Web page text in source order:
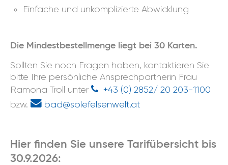
Einfache und unkomplizierte Abwicklung
Die Mindestbestellmenge liegt bei 30 Karten.
Sollten Sie noch Fragen haben, kontaktieren Sie
bitte Ihre persönliche Ansprechpartnerin Frau
Ramona Troll unter
+43 (0) 2852/ 20 203-1100
bzw.
bad@solefelsenwelt.at
Hier finden Sie unsere Tarifübersicht bis
30.9.2026: